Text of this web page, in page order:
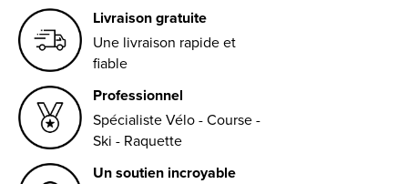
Livraison gratuite
Une livraison rapide et
fiable
Professionnel
Spécialiste Vélo - Course -
Ski - Raquette
Un soutien incroyable